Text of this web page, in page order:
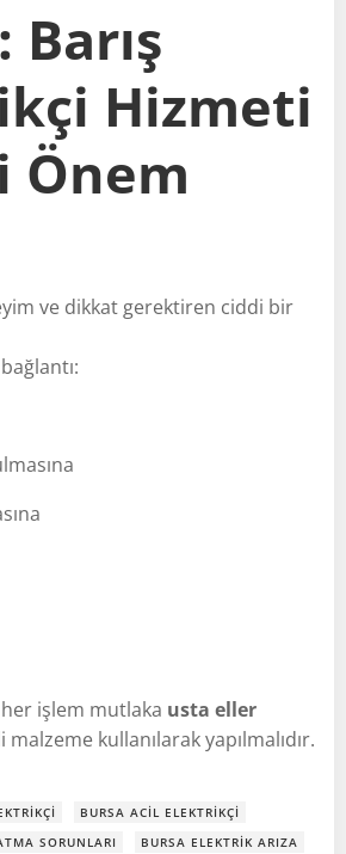
Barış
Hizmeti
Önem
ve dikkat gerektiren ciddi bir
işlem mutlaka usta eller
malzeme kullanılarak yapılmalıdır.
BURSA ACIL ELEKTRIKÇI
SORUNLARI
BURSA ELEKTRIK ARIZA